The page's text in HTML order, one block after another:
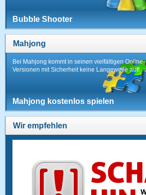
Bubble Shooter
Mahjong
Bei Mahjong kommt in seinen vielfältigen Online-
Versionen mit Sicherheit keine Langeweile auf!
Mahjong kostenlos spielen
Wir empfehlen